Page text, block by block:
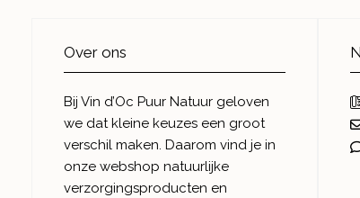
Over ons
Bij Vin d’Oc Puur Natuur geloven
we dat kleine keuzes een groot
verschil maken. Daarom vind je in
onze webshop natuurlijke
verzorgingsproducten en